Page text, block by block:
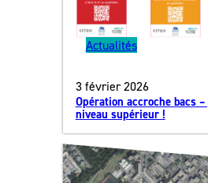
Actualités
3 février 2026
Opération accroche bacs –
niveau supérieur !